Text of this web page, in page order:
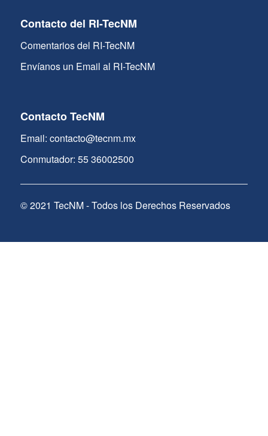
Contacto del RI-TecNM
Comentarios del RI-TecNM
Envíanos un Email al RI-TecNM
Contacto TecNM
Email: contacto@tecnm.mx
Conmutador: 55 36002500
© 2021 TecNM - Todos los Derechos Reservados